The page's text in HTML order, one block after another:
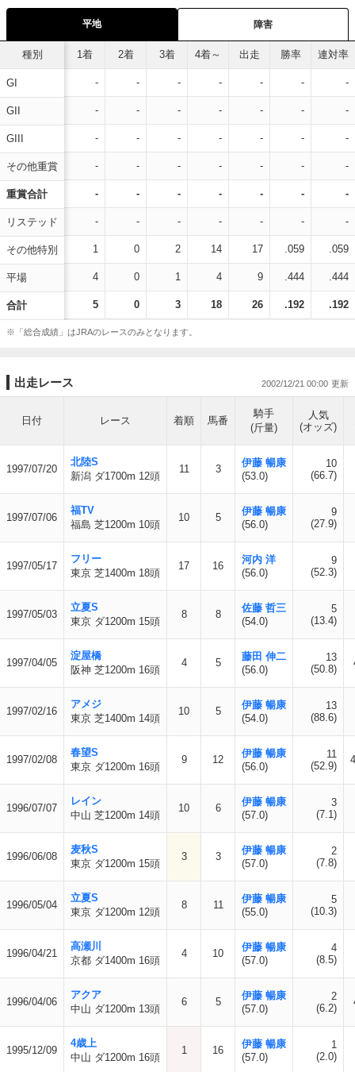
平地 障害
種別
GI
GII
GIII
その他重賞
重賞合計
リステッド
その他特別
平場
合計
1着 2着 3着 4着～ 出走 勝率 連対率
- - - - - - -
- - - - - - -
- - - - - - -
- - - - - - -
- - - - - - -
- - - - - - -
1 0 2 14 17 .059 .059
4 0 1 4 9 .444 .444
5 0 3 18 26 .192 .192
※「総合成績」はJRAのレースのみとなります。
出走レース 2002/12/21 00:00
日付 レース 着順 馬番
騎手
(斤量)
人気
(オッズ)
1997/07/20
北陸S
新潟 ダ1700m 12頭
11 3
伊藤 暢康
(53.0)
10
(66.7)
1997/07/06
福TV
福島 芝1200m 10頭
10 5
伊藤 暢康
(56.0)
9
(27.9)
1997/05/17
フリー
東京 芝1400m 18頭
17 16
河内 洋
(56.0)
9
(52.3)
1997/05/03
立夏S
東京 ダ1200m 15頭
8 8
佐藤 哲三
(54.0)
5
(13.4)
1997/04/05
淀屋橋
阪神 芝1200m 16頭
4 5
藤田 伸二
(56.0)
13
(50.8)
1997/02/16
アメジ
東京 芝1400m 14頭
10 5
伊藤 暢康
(54.0)
13
(88.6)
1997/02/08
春望S
東京 ダ1200m 16頭
9 12
伊藤 暢康
(56.0)
11
(52.9)
1996/07/07
レイン
中山 芝1200m 14頭
10 6
伊藤 暢康
(57.0)
3
(7.1)
1996/06/08
麦秋S
東京 ダ1200m 15頭
3 3
伊藤 暢康
(57.0)
2
(7.8)
1996/05/04
立夏S
東京 ダ1200m 12頭
8 11
伊藤 暢康
(55.0)
5
(10.3)
1996/04/21
高瀬川
京都 ダ1400m 16頭
4 10
伊藤 暢康
(57.0)
4
(8.5)
1996/04/06
アクア
中山 ダ1200m 13頭
6 5
伊藤 暢康
(57.0)
2
(6.2)
1995/12/09
4歳上
中山 ダ1200m 16頭
1 16
伊藤 暢康
(57.0)
1
(2.0)